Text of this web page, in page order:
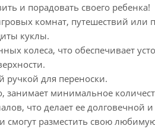
и порадовать своего ребенка!
комнат, путешествий или
куклы.
колеса, что обеспечивает
ручкой для переноски.
занимает минимальное
что делает ее долговечной
смогут разместить свою